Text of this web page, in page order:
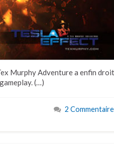
Murphy Adventure a enfin droit
(…)
2